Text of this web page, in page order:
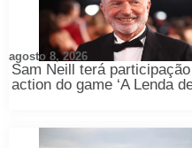
Sam Neill terá
action do game ‘A Lenda
agosto 8, 2026